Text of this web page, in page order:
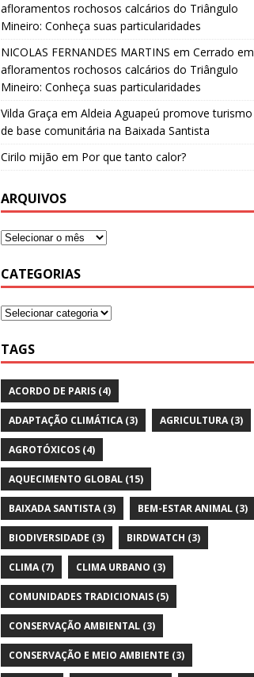
afloramentos rochosos calcários do Triângulo
Mineiro: Conheça suas particularidades
NICOLAS FERNANDES MARTINS em Cerrado em
afloramentos rochosos calcários do Triângulo
Mineiro: Conheça suas particularidades
Vilda Graça em Aldeia Aguapeú promove turismo
de base comunitária na Baixada Santista
Cirilo mijão em Por que tanto calor?
ARQUIVOS
CATEGORIAS
TAGS
ACORDO DE PARIS(4)
ADAPTAÇÃO CLIMÁTICA(3) AGRICULTURA(3)
AGROTÓXICOS(4)
AQUECIMENTO GLOBAL(15)
BAIXADA SANTISTA(3) BEM-ESTAR ANIMAL(3)
BIODIVERSIDADE (3) BIRDWATCH (3)
CLIMA(7) CLIMA URBANO (3)
COMUNIDADES TRADICIONAIS(5)
CONSERVAÇÃO AMBIENTAL(3)
CONSERVAÇÃO E MEIO AMBIENTE (3)